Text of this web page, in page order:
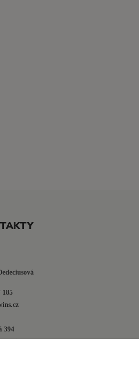
Dedeciusová
185
394
N. Jičína